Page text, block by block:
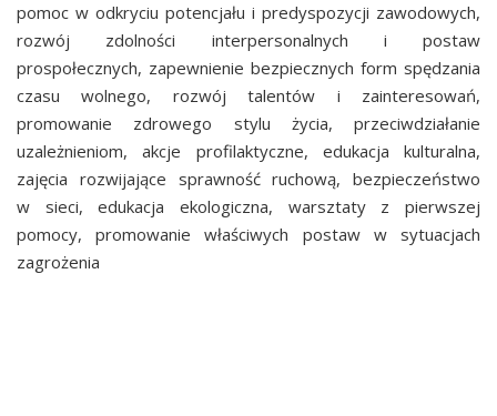
pomoc w odkryciu potencjału i predyspozycji zawodowych,
rozwój zdolności interpersonalnych i postaw
prospołecznych, zapewnienie bezpiecznych form spędzania
czasu wolnego, rozwój talentów i zainteresowań,
promowanie zdrowego stylu życia, przeciwdziałanie
uzależnieniom, akcje profilaktyczne, edukacja kulturalna,
zajęcia rozwijające sprawność ruchową, bezpieczeństwo
w sieci, edukacja ekologiczna, warsztaty z pierwszej
pomocy, promowanie właściwych postaw w sytuacjach
zagrożenia